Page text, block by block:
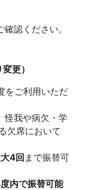
確認ください。
更）
をご利用いただ
怪我や病欠・学
欠席において
4回 まで振替可
内で振替可能